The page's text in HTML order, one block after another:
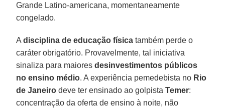
Grande Latino-americana, momentaneamente
congelado.
Adisciplina de educação física também perde o
caráter obrigatório. Provavelmente, tal iniciativa
sinaliza para maioresdesinvestimentos públicos
no ensino médio. A experiência pemedebista no Rio
de Janeiro deve ter ensinado ao golpistaTemer:
concentração da oferta de ensino à noite, não